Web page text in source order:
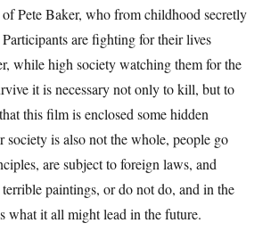
Pete Baker, who from childhood secretly
are fighting for their lives
while high society watching them for the
it is necessary not only to kill, but to
this film is enclosed some hidden
society is also not the whole, people go
are subject to foreign laws, and
paintings, or do not do, and in the
what it all might lead in the future.